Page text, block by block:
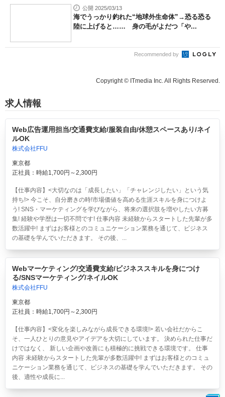
公開 2025/03/13
海でうっかり釣れた“地球外生命体”→恐る恐る
陸に上げると…… 身の毛がよだつ「や...
Recommended by
Copyright © ITmedia Inc. All Rights Reserved.
求人情報
Web広告運用担当/交通費支給/服装自由/休憩スペースあり/ネイ
ルOK
株式会社FFU
東京都
正社員：時給1,700円～2,300円
【仕事内容】<大切なのは「成長したい」「チャレンジしたい」という気
持ち!> 今こそ、自分磨きの時!市場価値を高める生涯スキルを身につけよ
う! SNS・マーケティングを学びながら、将来の選択肢を増やしたい方募
集! 経験や学歴は一切不問です! 仕事内容 未経験からスタートした先輩が多
数活躍中! まずはお客様とのコミュニケーション業務を通じて、ビジネス
の基礎を学んでいただきます。 その後、...
Webマーケティング/交通費支給/ビジネススキルを身につけ
る/SNSマーケティング/ネイルOK
株式会社FFU
東京都
正社員：時給1,700円～2,300円
【仕事内容】<変化を楽しみながら成長できる環境!> 若い会社だからこ
そ、一人ひとりの意見やアイデアを大切にしています。 決められた仕事だ
けではなく、 新しい企画や改善にも積極的に挑戦できる環境です。 仕事
内容 未経験からスタートした先輩が多数活躍中! まずはお客様とのコミュ
ニケーション業務を通じて、ビジネスの基礎を学んでいただきます。 その
後、適性や成長に...